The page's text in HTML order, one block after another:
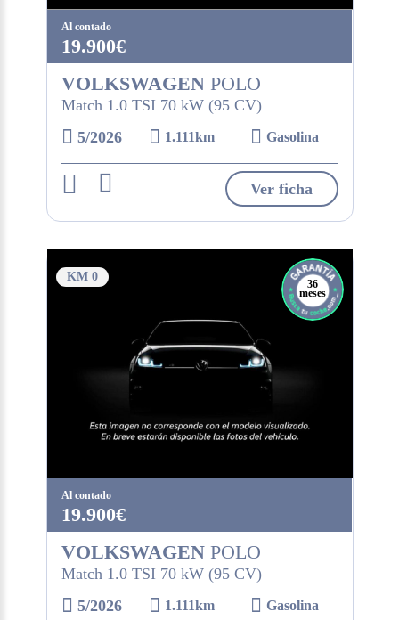
Al contado
19.900€
VOLKSWAGENPOLO
Match 1.0 TSI 70 kW (95 CV)
5/2026
1.111km Gasolina
Ver ficha
KM 0
36
meses
Al contado
19.900€
VOLKSWAGENPOLO
Match 1.0 TSI 70 kW (95 CV)
5/2026
1.111km Gasolina